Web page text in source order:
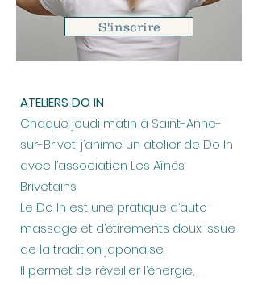
S'inscrire
ATELIERS DO IN
Chaque jeudi matin à Saint-Anne-
sur-Brivet, j’anime un atelier de Do In
avec l’association Les Aînés
Brivetains.
Le Do In est une pratique d’auto-
massage et d’étirements doux issue
de la tradition japonaise.
Il permet de réveiller l’énergie,